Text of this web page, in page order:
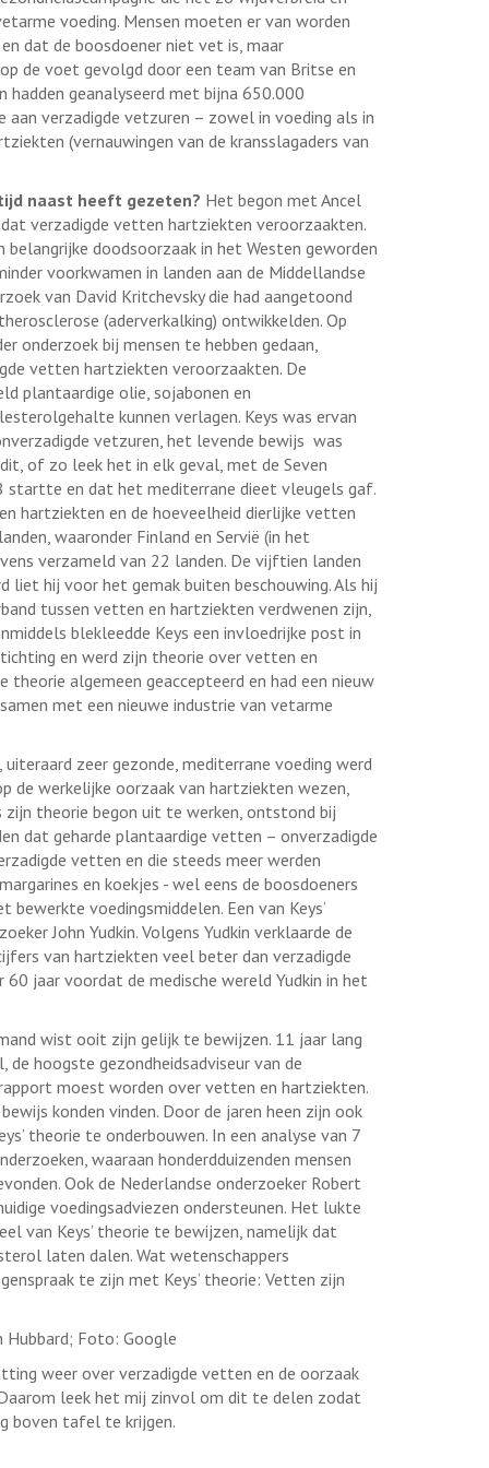
voeding. Mensen moeten er van worden
dat de boosdoener niet vet is, maar
de voet gevolgd door een team van Britse en
hadden geanalyseerd met bijna 650.000
verzadigde vetzuren – zowel in voeding als in
(vernauwingen van de kransslagaders van
naast heeft gezeten? Het begon met Ancel
verzadigde vetten hartziekten veroorzaakten.
doodsoorzaak in het Westen geworden
voorkwamen in landen aan de Middellandse
van David Kritchevsky die had aangetoond
(aderverkalking) ontwikkelden. Op
onderzoek bij mensen te hebben gedaan,
vetten hartziekten veroorzaakten. De
plantaardige olie, sojabonen en
kunnen verlagen. Keys was ervan
vetzuren, het levende bewijs was
of zo leek het in elk geval, met de Seven
startte en dat het mediterrane dieet vleugels gaf.
hartziekten en de hoeveelheid dierlijke vetten
waaronder Finland en Servië (in het
verzameld van 22 landen. De vijftien landen
liet hij voor het gemak buiten beschouwing. Als hij
tussen vetten en hartziekten verdwenen zijn,
blekleedde Keys een invloedrijke post in
en werd zijn theorie over vetten en
algemeen geaccepteerd en had een nieuw
met een nieuwe industrie van vetarme
zeer gezonde, mediterrane voeding werd
de werkelijke oorzaak van hartziekten wezen,
theorie begon uit te werken, ontstond bij
dat geharde plantaardige vetten – onverzadigde
vetten en die steeds meer werden
en koekjes - wel eens de boosdoeners
voedingsmiddelen. Een van Keys’
John Yudkin. Volgens Yudkin verklaarde de
van hartziekten veel beter dan verzadigde
jaar voordat de medische wereld Yudkin in het
wist ooit zijn gelijk te bewijzen. 11 jaar lang
hoogste gezondheidsadviseur van de
moest worden over vetten en hartziekten.
konden vinden. Door de jaren heen zijn ook
theorie te onderbouwen. In een analyse van 7
waaraan honderdduizenden mensen
Ook de Nederlandse onderzoeker Robert
voedingsadviezen ondersteunen. Het lukte
van Keys’ theorie te bewijzen, namelijk dat
laten dalen. Wat wetenschappers
te zijn met Keys’ theorie: Vetten zijn
Foto: Google
weer over verzadigde vetten en de oorzaak
leek het mij zinvol om dit te delen zodat
boven tafel te krijgen.